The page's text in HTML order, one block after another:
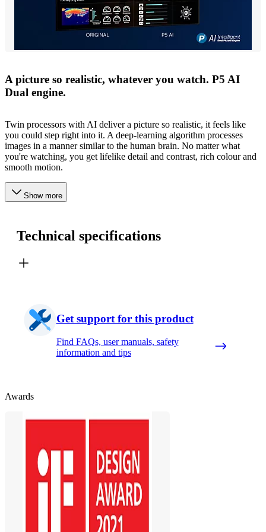
A picture so realistic, whatever you watch. P5 AI
Dual engine.
Twin processors with AI deliver a picture so realistic, it feels like
you could step right into it. A deep-learning algorithm processes
images in a manner similar to the human brain. No matter what
you're watching, you get lifelike detail and contrast, rich colour and
smooth motion.
Show more
Technical specifications
Get support for this product
Find FAQs, user manuals, safety
information and tips
Awards